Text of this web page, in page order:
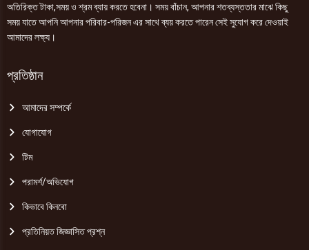
অতিরিক্ত টাকা,সময় ও শ্রম ব্যায় করতে হবেনা। সময় বাঁচান, আপনার শতব্যস্ততার মাঝে কিছু
সময় যাতে আপনি আপনার পরিবার-পরিজন এর সাথে ব্যয় করতে পারেন সেই সুযোগ করে দেওয়াই
আমাদের লক্ষ্য।
প্রতিষ্ঠান
আমাদের সম্পর্কে
যোগাযোগ
টিম
পরামর্শ/অভিযোগ
কিভাবে কিনবো
প্রতিনিয়ত জিজ্ঞাসিত প্রশ্ন